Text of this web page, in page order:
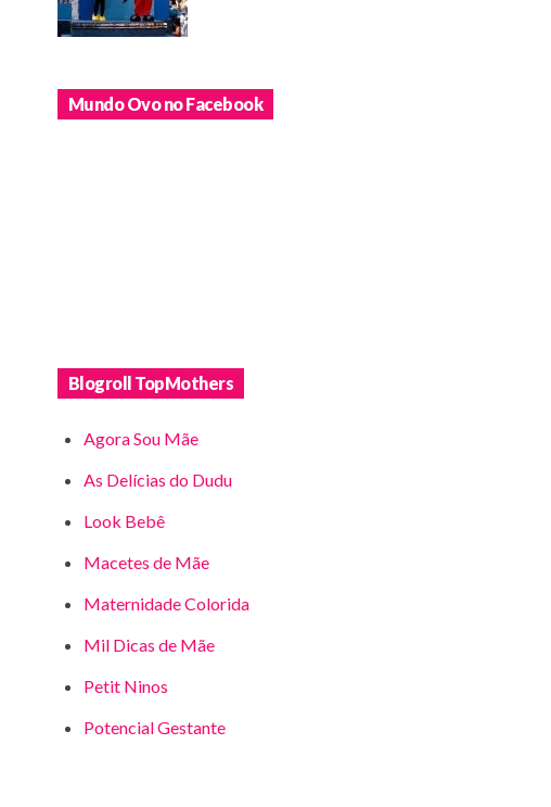
Mundo Ovo no Facebook
Blogroll TopMothers
Agora Sou Mãe
As Delícias do Dudu
Look Bebê
Macetes de Mãe
Maternidade Colorida
Mil Dicas de Mãe
Petit Ninos
Potencial Gestante